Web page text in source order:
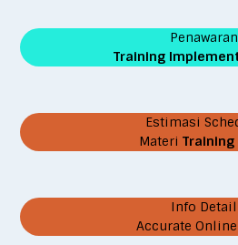
Penawaran
Training
Estimasi
Materi Training
Info Detail
Accurate Online